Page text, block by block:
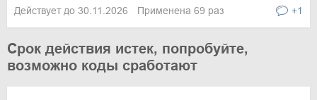
Действует до 30.11.2026 Применена 69 раз +1
Срок действия истек, попробуйте,
возможно коды сработают